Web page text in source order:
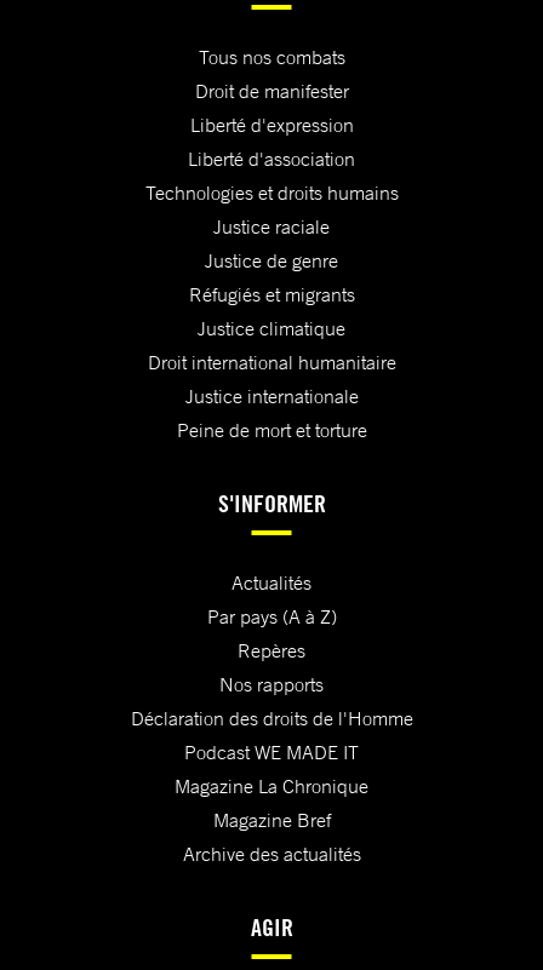
Tous nos combats
Droit de manifester
Liberté d'expression
Liberté d'association
Technologies et droits humains
Justice raciale
Justice de genre
Réfugiés et migrants
Justice climatique
Droit international humanitaire
Justice internationale
Peine de mort et torture
S'INFORMER
Actualités
Par pays (A à Z)
Repères
Nos rapports
Déclaration des droits de l'Homme
Podcast WE MADE IT
Magazine La Chronique
Magazine Bref
Archive des actualités
AGIR